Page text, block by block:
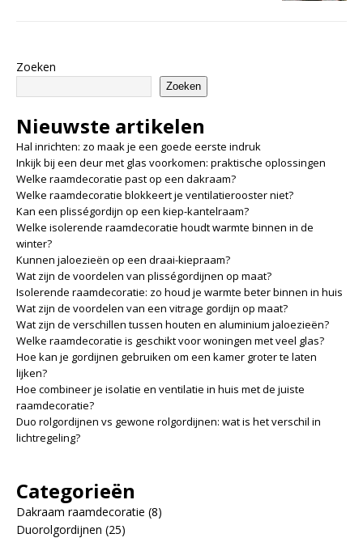
Zoeken
Zoeken
Nieuwste artikelen
Hal inrichten: zo maak je een goede eerste indruk
Inkijk bij een deur met glas voorkomen: praktische oplossingen
Welke raamdecoratie past op een dakraam?
Welke raamdecoratie blokkeert je ventilatierooster niet?
Kan een plisségordijn op een kiep-kantelraam?
Welke isolerende raamdecoratie houdt warmte binnen in de
winter?
Kunnen jaloezieën op een draai-kiepraam?
Wat zijn de voordelen van plisségordijnen op maat?
Isolerende raamdecoratie: zo houd je warmte beter binnen in huis
Wat zijn de voordelen van een vitrage gordijn op maat?
Wat zijn de verschillen tussen houten en aluminium jaloezieën?
Welke raamdecoratie is geschikt voor woningen met veel glas?
Hoe kan je gordijnen gebruiken om een kamer groter te laten
lijken?
Hoe combineer je isolatie en ventilatie in huis met de juiste
raamdecoratie?
Duo rolgordijnen vs gewone rolgordijnen: wat is het verschil in
lichtregeling?
Categorieën
Dakraam raamdecoratie (8)
Duorolgordijnen (25)